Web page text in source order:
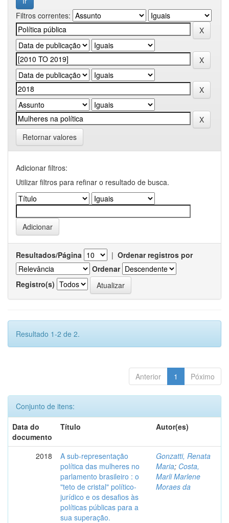
Filtros correntes:
Retornar valores
Adicionar filtros:
Utilizar filtros para refinar o resultado de busca.
Resultados/Página | Ordenar registros por
Ordenar
Registro(s)
Resultado 1-2 de 2.
Anterior 1 Póximo
Conjunto de itens:
Data do
documento
Título Autor(es)
2018
A sub-representação
política das mulheres no
parlamento brasileiro : o
"teto de cristal" político-
jurídico e os desafios às
políticas públicas para a
sua superação.
Gonzatti, Renata
Maria; Costa,
Marli Marlene
Moraes da